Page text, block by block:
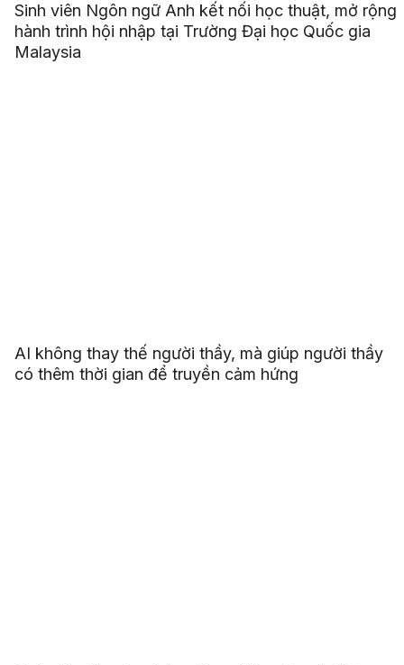
Sinh viên Ngôn ngữ Anh kết nối học thuật, mở rộng
hành trình hội nhập tại Trường Đại học Quốc gia
Malaysia
AI không thay thế người thầy, mà giúp người thầy
có thêm thời gian để truyền cảm hứng